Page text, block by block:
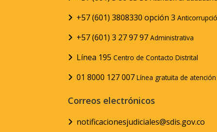
+57 (601) 3808330 opción 3
+57 (601) 3 27 97 97 Administrativa
Línea 195 Centro de Contacto Distrital
01 8000 127 007 Línea gratuita de
Correos electrónicos
notificacionesjudiciales@sdis.gov.co